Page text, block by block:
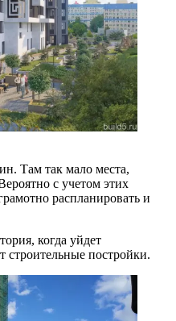
Там так мало места,
с учетом этих
распланировать и
когда уйдет
строительные постройки.